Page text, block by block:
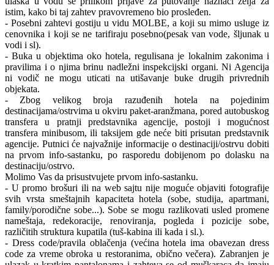
istim, kako bi taj zahtev pravovremeno bio prosleđen.
- Posebni zahtevi gostiju u vidu MOLBE, a koji su mimo usluge iz
cenovnika i koji se ne tarifiraju posebno(pesak van vode, šljunak u
vodi i sl).
- Buka u objektima oko hotela, regulisana je lokalnim zakonima i
pravilima i o njima brinu nadležni inspekcijski organi. Ni Agencija
ni vodič ne mogu uticati na utišavanje buke drugih privrednih
objekata.
- Zbog velikog broja razuđenih hotela na pojedinim
destinacijama/ostrvima u okviru paket-aranžmana, pored autobuskog
transfera u pratnji predstavnika agencije, postoji i mogućnost
transfera minibusom, ili taksijem gde neće biti prisutan predstavnik
agencije. Putnici će najvažnije informacije o destinaciji/ostrvu dobiti
na prvom info-sastanku, po rasporedu dobijenom po dolasku na
destinaciju/ostrvo.
Molimo Vas da prisustvujete prvom info-sastanku.
- U promo brošuri ili na web sajtu nije moguće objaviti fotografije
svih vrsta smeštajnih kapaciteta hotela (sobe, studija, apartmani,
family/porodične sobe...). Sobe se mogu razlikovati usled promene
nameštaja, redekoracije, renoviranja, pogleda i pozicije sobe,
različitih struktura kupatila (tuš-kabina ili kada i sl.).
- Dress code/pravila oblačenja (većina hotela ima obavezan dress
code za vreme obroka u restoranima, obično večera). Zabranjen je